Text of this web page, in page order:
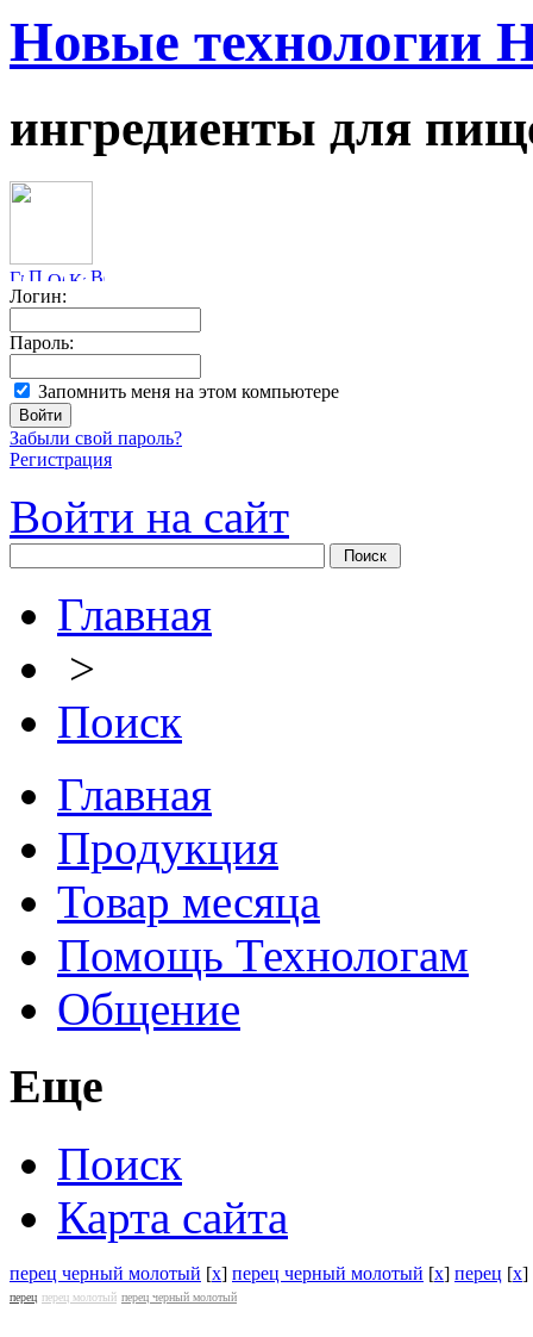
Новые технологии
ингредиенты для
Логин:
Пароль:
Запомнить меня на этом компьютере
Забыли свой пароль?
Регистрация
Войти на сайт
Главная
>
Поиск
Главная
Продукция
Товар месяца
Помощь Технологам
Общение
Еще
Поиск
Карта сайта
перец черный молотый [x] перец черный молотый [x] перец [x]
перец перец молотый перец черный молотый